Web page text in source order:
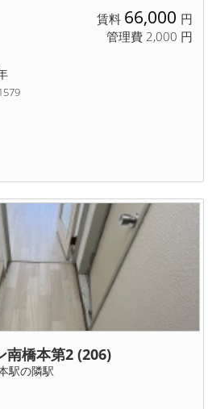
賃料 66,000 円
管理費 2,000 円
南橋本第2 (206)
駅の隣駅